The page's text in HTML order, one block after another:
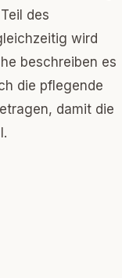
des
wird
beschreiben es
die pflegende
damit die